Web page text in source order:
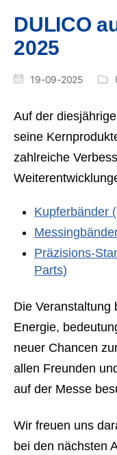
DULICO
2025
19-09-2025
Auf der
seine
zahlreiche
Kupferbänder
Präzisions-
Parts)
Die Veranstaltung
Energie,
neuer Chancen
allen Freunden
auf der Messe
Wir freuen uns
bei den nächsten